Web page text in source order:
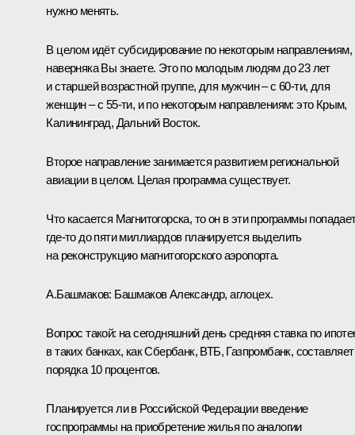
нужно менять.
В целом идёт субсидирование по некоторым направлениям,
наверняка Вы знаете. Это по молодым людям до 23 лет
и старшей возрастной группе, для мужчин – с 60‑ти, для
женщин – с 55‑ти, и по некоторым направлениям: это Крым,
Калининград, Дальний Восток.
Второе направление занимается развитием региональной
авиации в целом. Целая программа существует.
Что касается Магнитогорска, то он в эти программы
где‑то до пяти миллиардов планируется выделить
на реконструкцию магнитогорского аэропорта.
А.Башмаков: Башмаков Александр, аглоцех.
Вопрос такой: на сегодняшний день средняя ставка по
в таких банках, как Сбербанк, ВТБ, Газпромбанк, составляет
порядка 10 процентов.
Планируется ли в Российской Федерации введение
госпрограммы на приобретение жилья по аналогии